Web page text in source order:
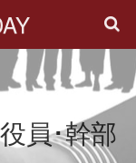
員･幹部